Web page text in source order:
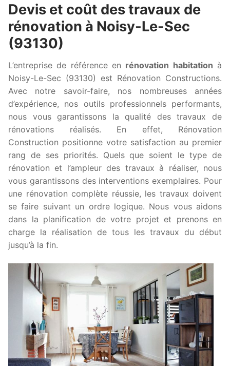
Devis et coût des travaux de
rénovation à Noisy-Le-Sec
(93130)
L’entreprise de référence en rénovation habitation à
Noisy-Le-Sec (93130) est Rénovation Constructions.
Avec notre savoir-faire, nos nombreuses années
d’expérience, nos outils professionnels performants,
nous vous garantissons la qualité des travaux de
rénovations réalisés. En effet, Rénovation
Construction positionne votre satisfaction au premier
rang de ses priorités. Quels que soient le type de
rénovation et l’ampleur des travaux à réaliser, nous
vous garantissons des interventions exemplaires. Pour
une rénovation complète réussie, les travaux doivent
se faire suivant un ordre logique. Nous vous aidons
dans la planification de votre projet et prenons en
charge la réalisation de tous les travaux du début
jusqu’à la fin.